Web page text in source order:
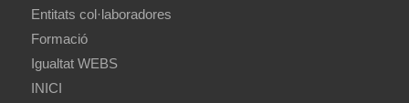
Entitats col·laboradores
Formació
Igualtat WEBS
INICI